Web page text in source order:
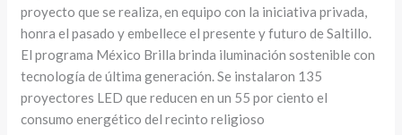
proyecto que se realiza, en equipo con la iniciativa privada,
honra el pasado y embellece el presente y futuro de Saltillo.
El programa México Brilla brinda iluminación sostenible con
tecnología de última generación. Se instalaron 135
proyectores LED que reducen en un 55 por ciento el
consumo energético del recinto religioso